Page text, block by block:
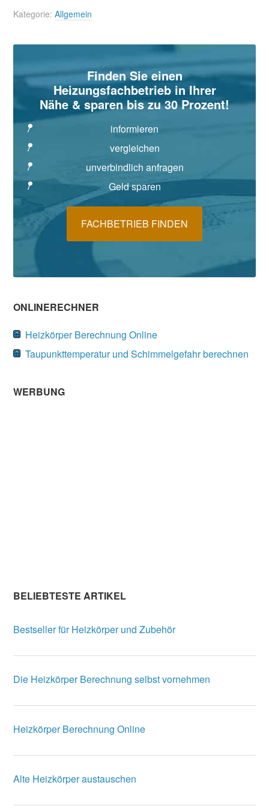
Kategorie:Allgemein
Seitenspalte
Finden Sie einen
Heizungsfachbetrieb in Ihrer
Nähe & sparen bis zu 30 Prozent!
informieren
vergleichen
unverbindlich anfragen
Geld sparen
FACHBETRIEB FINDEN
ONLINERECHNER
Heizkörper Berechnung Online
Taupunkttemperatur und Schimmelgefahr berechnen
WERBUNG
BELIEBTESTE ARTIKEL
Bestseller für Heizkörper und Zubehör
Die Heizkörper Berechnung selbst vornehmen
Heizkörper Berechnung Online
Alte Heizkörper austauschen